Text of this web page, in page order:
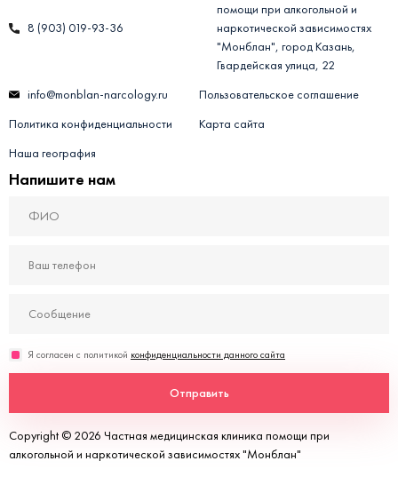
8 (903) 019-93-36
помощи при алкогольной и
наркотической зависимостях
"Монблан", город Казань,
Гвардейская улица, 22
info@monblan-narcology.ru
Пользовательское соглашение
Политика конфиденциальности
Карта сайта
Наша география
Напишите нам
Отправить
Я согласен с политикой конфиденциальности данного сайта
Copyright © 2026 Частная медицинская клиника помощи при
алкогольной и наркотической зависимостях "Монблан"